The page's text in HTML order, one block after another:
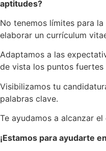
aptitudes?
No tenemos límites para
elaborar un currículum
Adaptamos a las
de vista los puntos fuertes
Visibilizamos tu
palabras clave.
Te ayudamos a alcanzar
¡Estamos para ayudarte